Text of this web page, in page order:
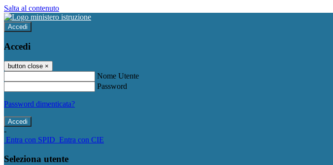
Salta al contenuto
Accedi
Accedi
button close ×
Nome Utente
Password
Password dimenticata?
-
Entra con SPID Entra con CIE
Seleziona utente